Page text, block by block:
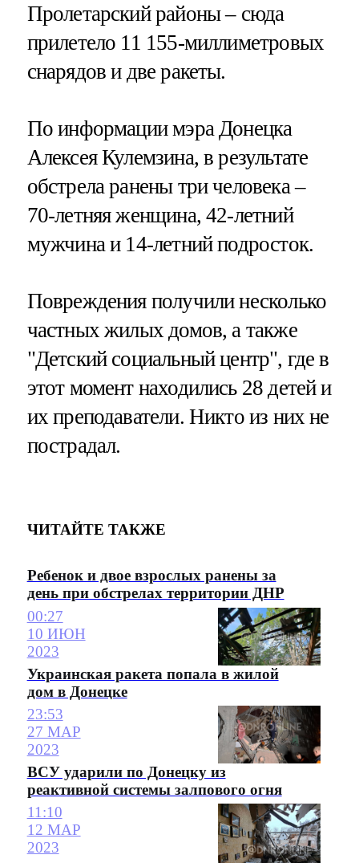
Пролетарский районы – сюда
прилетело 11 155-миллиметровых
снарядов и две ракеты.
По информации мэра Донецка
Алексея Кулемзина, в результате
обстрела ранены три человека –
70-летняя женщина, 42-летний
мужчина и 14-летний подросток.
Повреждения получили несколько
частных жилых домов, а также
"Детский социальный центр", где в
этот момент находились 28 детей и
их преподаватели. Никто из них не
пострадал.
ЧИТАЙТЕ ТАКЖЕ
Ребенок и двое взрослых ранены за
день при обстрелах территории ДНР
00:27
10 ИЮН
2023
Украинская ракета попала в жилой
дом в Донецке
23:53
27 МАР
2023
ВСУ ударили по Донецку из
реактивной системы залпового огня
11:10
12 МАР
2023